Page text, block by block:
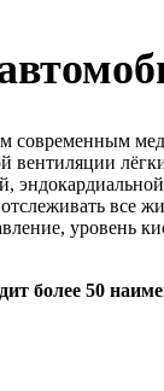
современным
вентиляции
все
уровень
более 50